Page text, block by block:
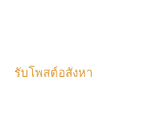
รับโพสต์อสังหา